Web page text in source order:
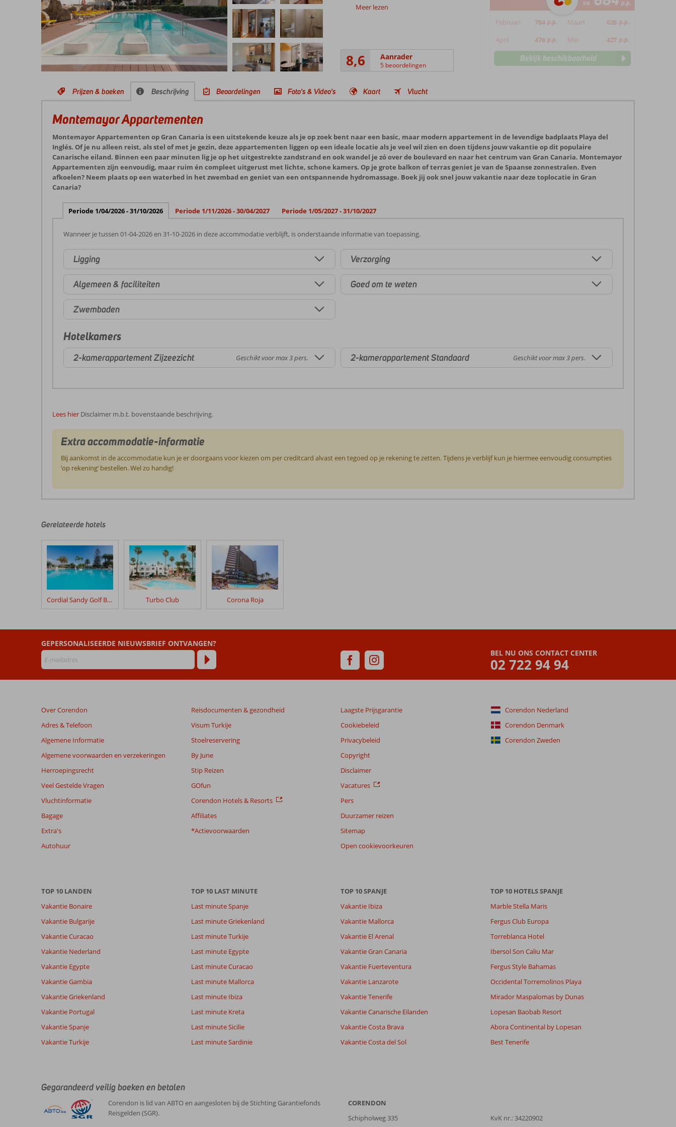
Meer lezen
8,6 Aanrader
5 beoordelingen
va p.p.
Februari 784 p.p. Maart 626 p.p.
April 476 p.p. Mei 427 p.p.
Bekijk beschikbaarheid
Prijzen & boeken Beschrijving Beoordelingen Foto's & Video's Kaart Vlucht
Montemayor Appartementen
Montemayor Appartementen op Gran Canaria is een uitstekende keuze als je op zoek bent naar een basic, maar modern appartement in de levendige badplaats Playa del
Inglés. Of je nu alleen reist, als stel of met je gezin, deze appartementen liggen op een ideale locatie als je veel wil zien en doen tijdens jouw vakantie op dit populaire
Canarische eiland. Binnen een paar minuten lig je op het uitgestrekte zandstrand en ook wandel je zó over de boulevard en naar het centrum van Gran Canaria. Montemayor
Appartementen zijn eenvoudig, maar ruim én compleet uitgerust met lichte, schone kamers. Op je grote balkon of terras geniet je van de Spaanse zonnestralen. Even
afkoelen? Neem plaats op een waterbed in het zwembad en geniet van een ontspannende hydromassage. Boek jij ook snel jouw vakantie naar deze toplocatie in Gran
Canaria?
Periode 1/04/2026 - 31/10/2026 Periode 1/11/2026 - 30/04/2027 Periode 1/05/2027 - 31/10/2027
Wanneer je tussen 01-04-2026 en 31-10-2026 in deze accommodatie verblijft, is onderstaande informatie van toepassing.
Ligging
Algemeen & faciliteiten
Zwembaden
Verzorging
Goed om te weten
Hotelkamers
2-kamerappartement Zijzeezicht Geschikt voor max 3 pers. 2-kamerappartement Standaard Geschikt voor max 3 pers.
Lees hier Disclaimer m.b.t. bovenstaande beschrijving.
Extra accommodatie-informatie
Bij aankomst in de accommodatie kun je er doorgaans voor kiezen om per creditcard alvast een tegoed op je rekening te zetten. Tijdens je verblijf kun je hiermee eenvoudig consumpties
‘op rekening’ bestellen. Wel zo handig!
door
klanten
geschreven
na
hun
Montemayor
Beoordelingen
die
ouder
zijn
dan
worden
meer
weergegeven
de
relevantie
de
getoonde
Totale score
Gebaseerd op:
58,6
Aanrader
Eten
-
Kindvriendelijk 9,0
Wifi kwaliteit
8,6
Ervaringen
van onze
klanten
Filter reisgezelschap
Alle
Sorteren op
datum (nieuw > oud)
10
Met partner
29 maart 2025
Over
Dagelijks
gebruik
gemaakt
van
Algemene indruk
Eten -
Kamers
Kindvriendelijk
Wifi kwaliteit
Gerelateerde hotels
Cordial Sandy Golf Bungalows Turbo Club Corona Roja
BEL NU ONS CONTACT CENTER
02 722 94 94
GEPERSONALISEERDE NIEUWSBRIEF ONTVANGEN?
Over Corendon
Adres & Telefoon
Algemene Informatie
Algemene voorwaarden en verzekeringen
Herroepingsrecht
Veel Gestelde Vragen
Vluchtinformatie
Bagage
Extra's
Autohuur
Reisdocumenten & gezondheid
Visum Turkije
Stoelreservering
By June
Stip Reizen
GOfun
Corendon Hotels & Resorts
Affiliates
*Actievoorwaarden
Laagste Prijsgarantie
Cookiebeleid
Privacybeleid
Copyright
Disclaimer
Vacatures
Pers
Duurzamer reizen
Sitemap
Open cookievoorkeuren
Corendon Nederland
Corendon Denmark
Corendon Zweden
TOP 10 LANDEN
Vakantie Bonaire
Vakantie Bulgarije
Vakantie Curacao
Vakantie Nederland
Vakantie Egypte
Vakantie Gambia
Vakantie Griekenland
Vakantie Portugal
Vakantie Spanje
Vakantie Turkije
TOP 10 LAST MINUTE
Last minute Spanje
Last minute Griekenland
Last minute Turkije
Last minute Egypte
Last minute Curacao
Last minute Mallorca
Last minute Ibiza
Last minute Kreta
Last minute Sicilie
Last minute Sardinie
TOP 10 SPANJE
Vakantie Ibiza
Vakantie Mallorca
Vakantie El Arenal
Vakantie Gran Canaria
Vakantie Fuerteventura
Vakantie Lanzarote
Vakantie Tenerife
Vakantie Canarische Eilanden
Vakantie Costa Brava
Vakantie Costa del Sol
TOP 10 HOTELS SPANJE
Marble Stella Maris
Fergus Club Europa
Torreblanca Hotel
Ibersol Son Caliu Mar
Fergus Style Bahamas
Occidental Torremolinos Playa
Mirador Maspalomas by Dunas
Lopesan Baobab Resort
Abora Continental by Lopesan
Best Tenerife
Gegarandeerd veilig boeken en betalen
Corendon is lid van ABTO en aangesloten bij de Stichting Garantiefonds
Reisgelden (SGR).
CORENDON
Schipholweg 335
KvK nr.: 34220902